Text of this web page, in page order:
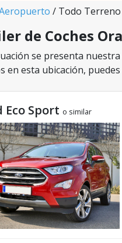
/ Todo Terreno
de Coches
se presenta
en esta ubicación,
Eco Sport o similar